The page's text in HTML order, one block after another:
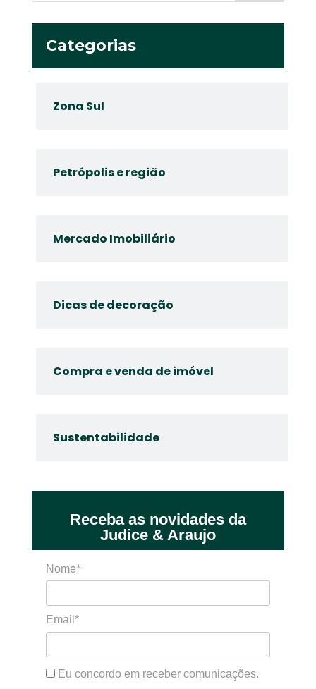
Categorias
Zona Sul
Petrópolis e região
Mercado Imobiliário
Dicas de decoração
Compra e venda de imóvel
Sustentabilidade
Receba as novidades da
Judice & Araujo
Nome*
Email*
Eu concordo em receber comunicações.